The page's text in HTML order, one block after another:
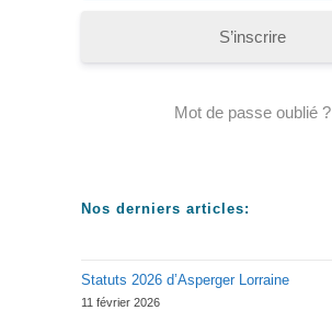
S’inscrire
Mot de passe oublié ?
Nos derniers articles:
Statuts 2026 d’Asperger Lorraine
11 février 2026